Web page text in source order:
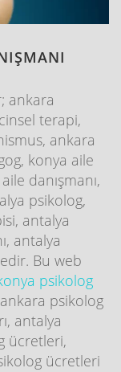
ankara
terapi,
ankara
konya aile
danışmanı,
psikolog,
antalya
antalya
Bu web
psikolog
psikolog
antalya
ücretleri,
ücretleri